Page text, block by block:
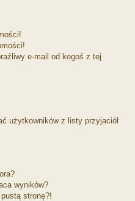
e-mail od kogoś z tej
użytkowników z listy przyjaciół
wyników?
stronę?!